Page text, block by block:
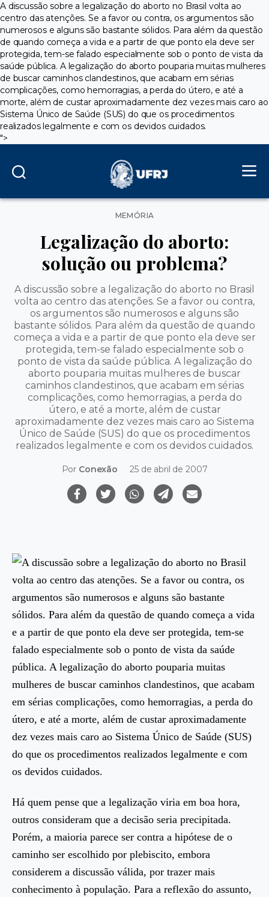
A discussão sobre a legalização do aborto no Brasil volta ao
centro das atenções. Se a favor ou contra, os argumentos são
numerosos e alguns são bastante sólidos. Para além da questão
de quando começa a vida e a partir de que ponto ela deve ser
protegida, tem-se falado especialmente sob o ponto de vista da
saúde pública. A legalização do aborto pouparia muitas mulheres
de buscar caminhos clandestinos, que acabam em sérias
complicações, como hemorragias, a perda do útero, e até a
morte, além de custar aproximadamente dez vezes mais caro ao
Sistema Único de Saúde (SUS) do que os procedimentos
realizados legalmente e com os devidos cuidados.
">
Categorias
MEMÓRIA
Legalização do aborto:
solução ou problema?
A discussão sobre a legalização do aborto no Brasil
volta ao centro das atenções. Se a favor ou contra,
os argumentos são numerosos e alguns são
bastante sólidos. Para além da questão de quando
começa a vida e a partir de que ponto ela deve ser
protegida, tem-se falado especialmente sob o
ponto de vista da saúde pública. A legalização do
aborto pouparia muitas mulheres de buscar
caminhos clandestinos, que acabam em sérias
complicações, como hemorragias, a perda do
útero, e até a morte, além de custar
aproximadamente dez vezes mais caro ao Sistema
Único de Saúde (SUS) do que os procedimentos
realizados legalmente e com os devidos cuidados.
Por Conexão 25 de abril de 2007
A discussão sobre a legalização do aborto no Brasil
volta ao centro das atenções. Se a favor ou contra, os
argumentos são numerosos e alguns são bastante
sólidos. Para além da questão de quando começa a vida
e a partir de que ponto ela deve ser protegida, tem-se
falado especialmente sob o ponto de vista da saúde
pública. A legalização do aborto pouparia muitas
mulheres de buscar caminhos clandestinos, que acabam
em sérias complicações, como hemorragias, a perda do
útero, e até a morte, além de custar aproximadamente
dez vezes mais caro ao Sistema Único de Saúde (SUS)
do que os procedimentos realizados legalmente e com
os devidos cuidados.
Há quem pense que a legalização viria em boa hora,
outros consideram que a decisão seria precipitada.
Porém, a maioria parece ser contra a hipótese de o
caminho ser escolhido por plebiscito, embora
considerem a discussão válida, por trazer mais
conhecimento à população. Para a reflexão do assunto,